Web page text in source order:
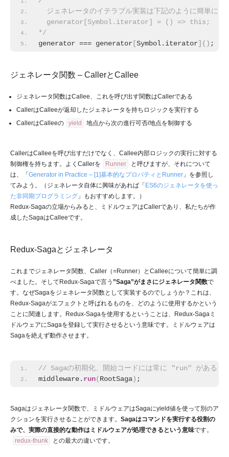
ジェネレータのイテラブル実装は下記のように簡単にで
  generator[Symbol.iterator] = () => this;
*/
generator === generator [Symbol.iterator] ( ) ;
ジェネレータ関数 – CallerとCallee
ジェネレータ関数はCallee、これを呼び出す関数はCallerである
CallerはCalleeが返却したジェネレータを持ちロジックを実行する
CallerはCalleeの
yield 地点から次の進行可否/地点を制御する
CallerはCalleeを呼び出すだけでなく、Callee内部ロジックの実行に対する
制御権を持ちます。よくCallerを
Runner
と呼びますが、それについて
は、「 Generator in Practice – [1]基本的なプロパティとRunner 」を参照し
てみよう。（ジェネレータ自体に興味があれば「 ES6のジェネレータを使っ
た非同期プログラミング 」もおすすめします。）
Redux-Sagaの立場からみると、ミドルウェアはCallerであり、私たちが作
成したSagaはCalleeです。
Redux-Sagaとジェネレータ
これまでジェネレータ関数、Caller（=Runner）とCalleeについて簡単に調
べました。そしてRedux-Sagaで言う ”Saga”がまさにジェネレータ関数で
す。なぜSagaをジェネレータ関数として実装するのでしょうか？これは、
Redux-Sagaがエフェクトと呼ばれるものを、どのように使用するかという
ことに関連します。Redux-Sagaを使用するということは、Redux-Sagaミ
ドルウェアにSagaを登録して実行させるという意味です。ミドルウェアは
Sagaを絶えず動作させます。
// Sagaの初期化、開始コードには常に "run" がある
middleware. run(RootSaga) ;
Sagaはジェネレータ関数で、ミドルウェアはSagaにyield値を使って別のア
クションを実行させることができます。 Sagaはコマンドを実行する役割の
みで、実際の直接的な動作はミドルウェアが処理できるという意味です。
redux-thunk
との最大の違いです。